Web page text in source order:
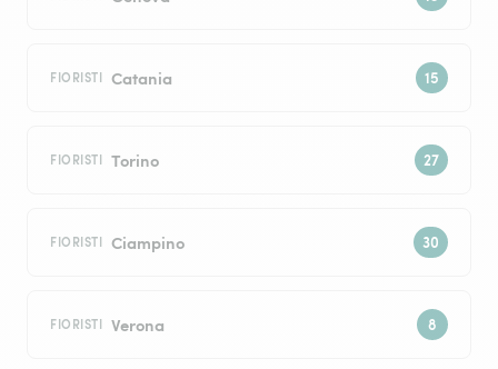
FIORISTI Catania
FIORISTI Torino
FIORISTI Ciampino
FIORISTI Verona